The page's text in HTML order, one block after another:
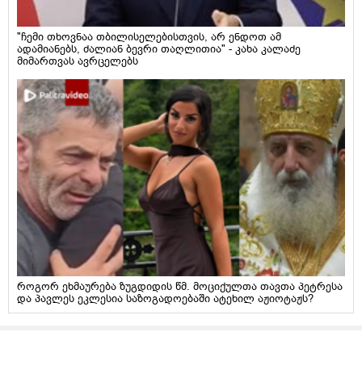
"ჩემი თხოვნაა თბილისელებისთვის, არ ენდოთ ამ
ადამიანებს, ძალიან ბევრი თაღლითია" - კახა კალაძე
მიმართვას ავრცელებს
როგორ ეხმაურება ზუგდიდის წმ. მოციქულთა თავთა პეტრესა
და პავლეს ეკლესია საზოგადოებაში ატეხილ აჟიოტაჟს?